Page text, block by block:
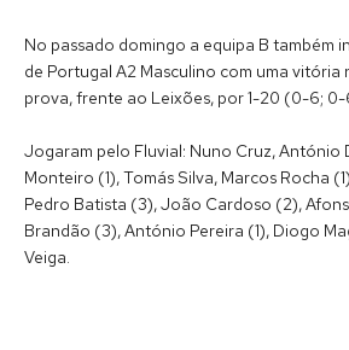
No passado domingo a equipa B também
de Portugal A2 Masculino com uma vitória
prova, frente ao Leixões, por 1-20 (0-6; 0-
Jogaram pelo Fluvial: Nuno Cruz, António
Monteiro (1), Tomás Silva, Marcos Rocha
Pedro Batista (3), João Cardoso (2),
Brandão (3), António Pereira (1), Diogo
Veiga.